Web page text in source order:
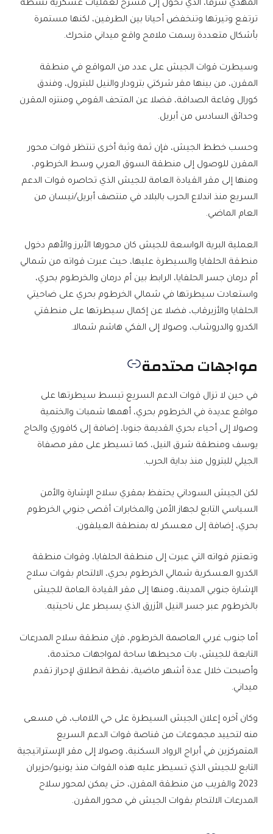
المهدي شرقا، الذي تحول إلى مسرح لعمليات عسكرية نشطة
ترتفع وتيرتها وتنخفض أحيانا بين الطرفين، لكنها مستمرة
بأشكال متعددة رسمت ملامح واقع ميداني متحرك.
وسيطرت قوات الجيش على عدد من المواقع في منطقة
المقرن، من بينها مقر شركتي بترودار والنيل للبترول، وفندق
كورال وقاعة الصداقة، فضلا عن المتحف القومي ومنتزه المقرن
وحدائق السادس من أبريل.
وحسب خطط الجيش، فإن ثمة وثبة أخرى تنتظر قوات محور
المقرن للوصول إلى منطقة السوق العربي وسط الخرطوم،
ومنها إلى مقر القيادة العامة للجيش الذي تحاصره قوات الدعم
السريع منذ اندلاع الحرب بالبلاد في منتصف أبريل/نيسان من
العام الماضي.
العملية البرية الواسعة للجيش كان محورها الأبرز والأهم دخول
منطقة الحلفايا والسيطرة عليها، حيث عبرت قواته من شمالي
أم درمان جسر الحلفايا، الرابط بين أم درمان والخرطوم بحري،
واستعادت سيطرتها في شمالي الخرطوم بحري على ضاحيتي
الحلفايا والأزيرقاب، فضلا عن إكمال سيطرتها على منطقتي
الكدرو والدروشاب، وصولا إلى الفكي هاشم شمالا.
مواجهات محتدمة
في حين لا تزال قوات الدعم السريع تبسط سيطرتها على
مواقع عديدة في الخرطوم بحري، أهمها شمبات والختمية
وصولا إلى أحياء بحري القديمة جنوبا، إضافة إلى كافوري والحاج
يوسف ومنطقة شرق النيل، كما تسيطر على مقر مصفاة
الجيلي للبترول منذ بداية الحرب.
لكن الجيش السوداني يحتفظ بمقري سلاح الإشارة والأمن
السياسي التابع لجهاز الأمن والمخابرات أقصى جنوبي الخرطوم
بحري، إضافة إلى معسكر له بمنطقة العيلفون.
وتعتزم قواته التي عبرت إلى منطقة الحلفايا، وقوات منطقة
الكدرو العسكرية شمالي الخرطوم بحري، الالتحام بقوات سلاح
الإشارة جنوبي المدينة، ومنها إلى مقر القيادة العامة للجيش
بالخرطوم عبر جسر النيل الأزرق الذي يسيطر على ناحيتيه.
أما جنوب غربي العاصمة الخرطوم، فإن منطقة سلاح المدرعات
التابعة للجيش، بات محيطها ساحة لمواجهات محتدمة،
وأصبحت خلال عدة أشهر ماضية، نقطة انطلاق لإحراز تقدم
ميداني.
وكان آخره إعلان الجيش السيطرة على حي اللاماب، في مسعى
منه لتحييد مجموعات من قناصة قوات الدعم السريع
المتمركزين في أبراج الرواد السكنية، وصولا إلى مقر الإستراتيجية
التابع للجيش الذي تسيطر عليه هذه القوات منذ يونيو/حزيران
2023 والقريب من منطقة المقرن، حتى يمكن لمحور سلاح
المدرعات الالتحام بقوات الجيش في محور المقرن.